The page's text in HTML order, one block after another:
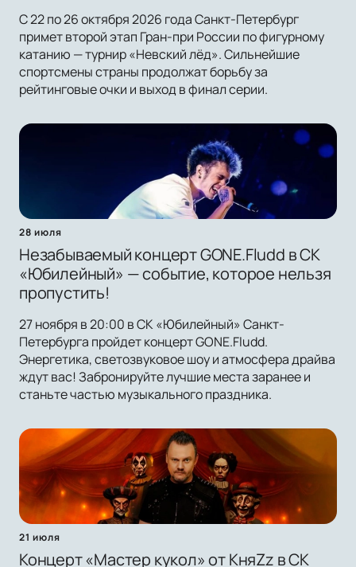
С 22 по 26 октября 2026 года Санкт-Петербург
примет второй этап Гран-при России по фигурному
катанию — турнир «Невский лёд». Сильнейшие
спортсмены страны продолжат борьбу за
рейтинговые очки и выход в финал серии.
28 июля
Незабываемый концерт GONE.Fludd в СК
«Юбилейный» — событие, которое нельзя
пропустить!
27 ноября в 20:00 в СК «Юбилейный» Санкт-
Петербурга пройдет концерт GONE.Fludd.
Энергетика, светозвуковое шоу и атмосфера драйва
ждут вас! Забронируйте лучшие места заранее и
станьте частью музыкального праздника.
21 июля
Концерт «Мастер кукол» от КняZz в СК